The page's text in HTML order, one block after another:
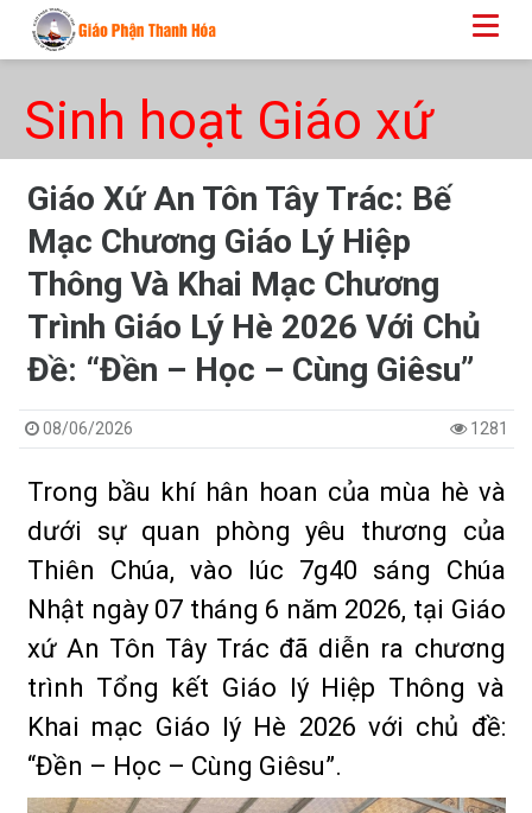
Sinh hoạt Giáo xứ
Giáo Xứ An Tôn Tây Trác: Bế
Mạc Chương Giáo Lý Hiệp
Thông Và Khai Mạc Chương
Trình Giáo Lý Hè 2026 Với Chủ
Đề: “Đền – Học – Cùng Giêsu”
08/06/2026 1281
Trong bầu khí hân hoan của mùa hè và
dưới sự quan phòng yêu thương của
Thiên Chúa, vào lúc 7g40 sáng Chúa
Nhật ngày 07 tháng 6 năm 2026, tại Giáo
xứ An Tôn Tây Trác đã diễn ra chương
trình Tổng kết Giáo lý Hiệp Thông và
Khai mạc Giáo lý Hè 2026 với chủ đề:
“Đền – Học – Cùng Giêsu”.